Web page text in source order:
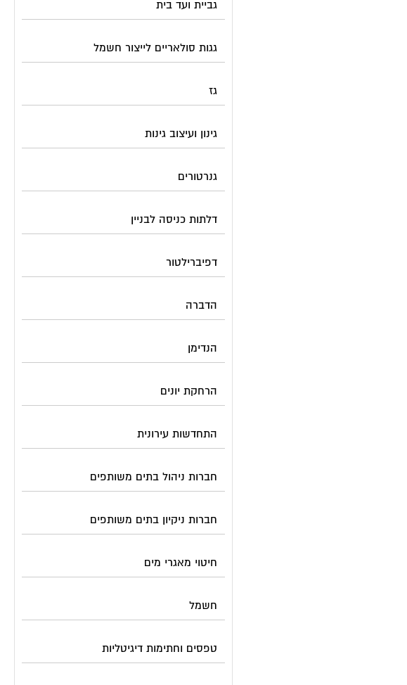
גביית ועד בית
גגות סולאריים לייצור חשמל
גז
גינון ועיצוב גינות
גנרטורים
דלתות כניסה לבניין
דפיברילטור
הדברה
הנדימן
הרחקת יונים
התחדשות עירונית
חברות ניהול בתים משותפים
חברות ניקיון בתים משותפים
חיטוי מאגרי מים
חשמל
טפסים וחתימות דיגיטליות